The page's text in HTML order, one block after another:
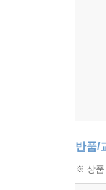
반품/
※ 상품